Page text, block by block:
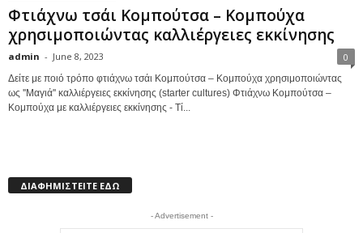
Φτιάχνω τσάι Κομπούτσα – Κομπούχα
χρησιμοποιώντας καλλιέργειες εκκίνησης
admin - June 8, 2023 0
Δείτε με ποιό τρόπο φτιάχνω τσάι Κομπούτσα – Κομπούχα χρησιμοποιώντας
ως ''Μαγιά'' καλλιέργειες εκκίνησης (starter cultures) Φτιάχνω Κομπούτσα –
Κομπούχα με καλλιέργειες εκκίνησης - Τί...
ΔΙΑΦΗΜΙΣΤΕΙΤΕ ΕΔΩ
- Advertisement -